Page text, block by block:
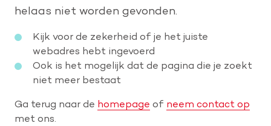
Oorzaken
Is jouw hart gezond?
Help mee met geld
helaas niet worden gevonden.
Kijk voor de zekerheid of je het juiste
webadres hebt ingevoerd
Ook is het mogelijk dat de pagina die je zoekt
niet meer bestaat
Ga terug naar de homepage of neem contact op
met ons.